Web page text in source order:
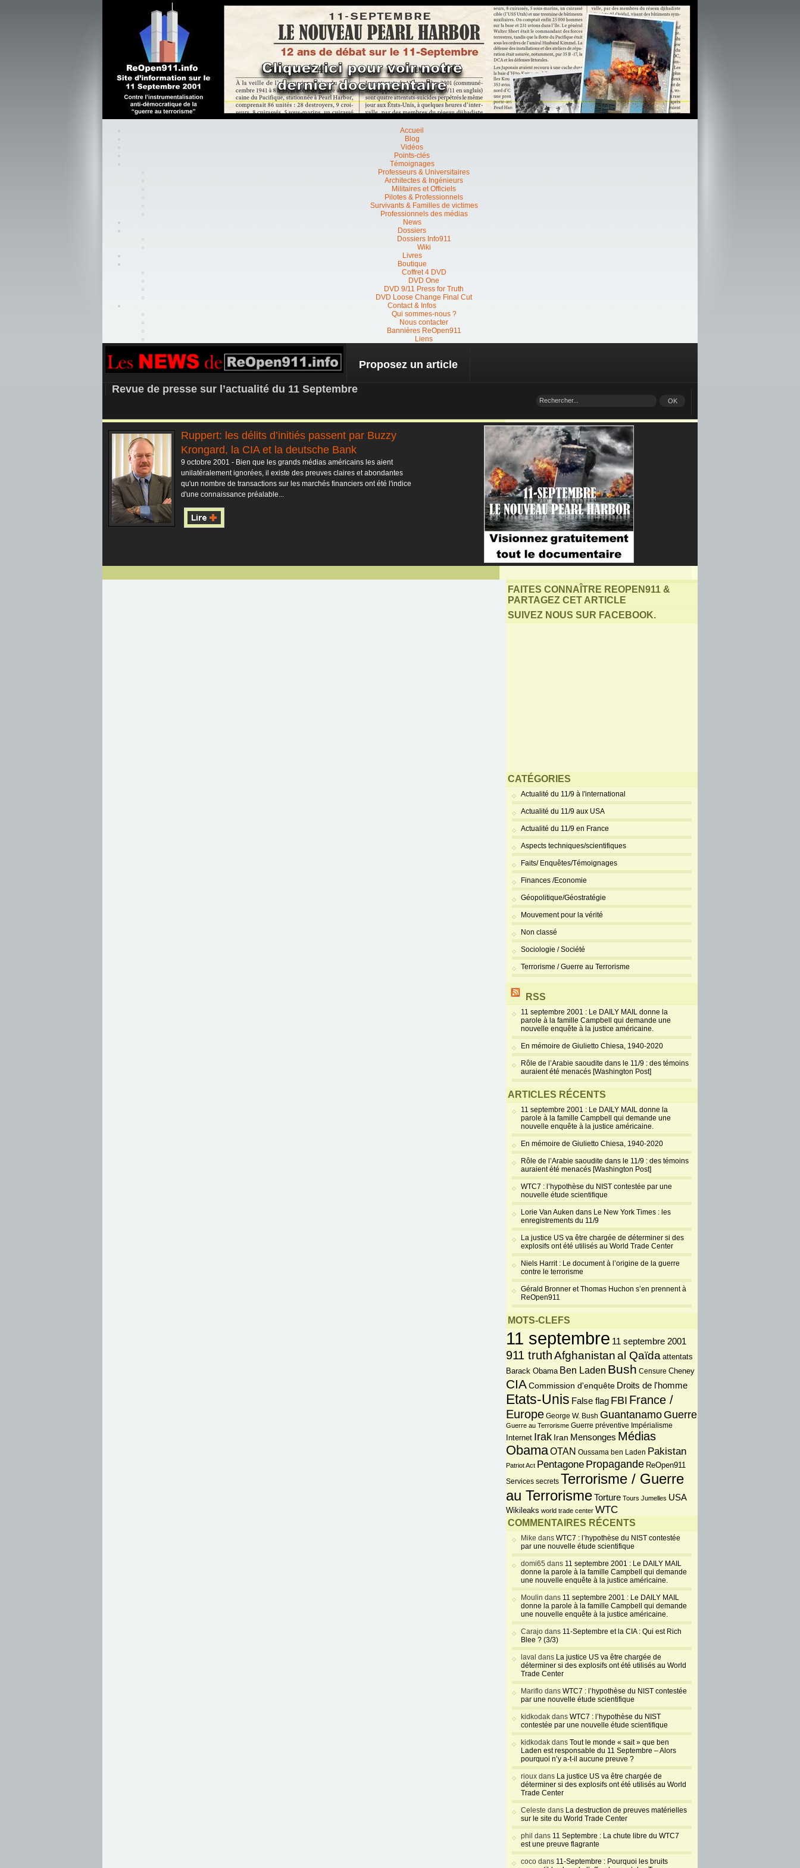
Accueil
Blog
Vidéos
Points-clés
Témoignages
Professeurs & Universitaires
Architectes & Ingénieurs
Militaires et Officiels
Pilotes & Professionnels
Survivants & Familles de victimes
Professionnels des médias
News
Dossiers
Dossiers Info911
Wiki
Livres
Boutique
Coffret 4 DVD
DVD One
DVD 9/11 Press for Truth
DVD Loose Change Final Cut
Contact & Infos
Qui sommes-nous ?
Nous contacter
Bannières ReOpen911
Liens
REOPEN911 – NEWS
Proposez un article
Revue de presse sur l’actualité du 11 Septembre
Ruppert: les délits d’initiés passent par Buzzy
Krongard, la CIA et la deutsche Bank
9 octobre 2001 - Bien que les grands médias américains les aient
unilatéralement ignorées, il existe des preuves claires et abondantes
qu'un nombre de transactions sur les marchés financiers ont été l'indice
d'une connaissance préalable...
FAITES CONNAÎTRE REOPEN911 &
PARTAGEZ CET ARTICLE
SUIVEZ NOUS SUR FACEBOOK.
CATÉGORIES
Actualité du 11/9 à l'international
Actualité du 11/9 aux USA
Actualité du 11/9 en France
Aspects techniques/scientifiques
Faits/ Enquêtes/Témoignages
Finances /Economie
Géopolitique/Géostratégie
Mouvement pour la vérité
Non classé
Sociologie / Société
Terrorisme / Guerre au Terrorisme
RSS
11 septembre 2001 : Le DAILY MAIL donne la
parole à la famille Campbell qui demande une
nouvelle enquête à la justice américaine.
En mémoire de Giulietto Chiesa, 1940-2020
Rôle de l’Arabie saoudite dans le 11/9 : des témoins
auraient été menacés [Washington Post]
ARTICLES RÉCENTS
11 septembre 2001 : Le DAILY MAIL donne la
parole à la famille Campbell qui demande une
nouvelle enquête à la justice américaine.
En mémoire de Giulietto Chiesa, 1940-2020
Rôle de l’Arabie saoudite dans le 11/9 : des témoins
auraient été menacés [Washington Post]
WTC7 : l’hypothèse du NIST contestée par une
nouvelle étude scientifique
Lorie Van Auken dans Le New York Times : les
enregistrements du 11/9
La justice US va être chargée de déterminer si des
explosifs ont été utilisés au World Trade Center
Niels Harrit : Le document à l’origine de la guerre
contre le terrorisme
Gérald Bronner et Thomas Huchon s’en prennent à
ReOpen911
MOTS-CLEFS
11 septembre 11 septembre 2001
911 truthAfghanistanal Qaïda attentats
Barack Obama Ben Laden Bush Censure Cheney
CIA Commission d'enquête Droits de l'homme
Etats-Unis False flag FBI France /
Europe George W. Bush Guantanamo Guerre
Guerre au Terrorisme Guerre préventive Impérialisme
Internet Irak Iran Mensonges Médias
ObamaOTAN Oussama ben Laden Pakistan
Patriot Act Pentagone Propagande ReOpen911
Services secrets Terrorisme / Guerre
au TerrorismeTorture Tours Jumelles USA
Wikileaks world trade center WTC
COMMENTAIRES RÉCENTS
Mike dans WTC7 : l’hypothèse du NIST contestée
par une nouvelle étude scientifique
domi65 dans 11 septembre 2001 : Le DAILY MAIL
donne la parole à la famille Campbell qui demande
une nouvelle enquête à la justice américaine.
Moulin dans 11 septembre 2001 : Le DAILY MAIL
donne la parole à la famille Campbell qui demande
une nouvelle enquête à la justice américaine.
Carajo dans 11-Septembre et la CIA : Qui est Rich
Blee ? (3/3)
laval dans La justice US va être chargée de
déterminer si des explosifs ont été utilisés au World
Trade Center
Mariflo dans WTC7 : l’hypothèse du NIST contestée
par une nouvelle étude scientifique
kidkodak dans WTC7 : l’hypothèse du NIST
contestée par une nouvelle étude scientifique
kidkodak dans Tout le monde « sait » que ben
Laden est responsable du 11 Septembre – Alors
pourquoi n’y a-t-il aucune preuve ?
rioux dans La justice US va être chargée de
déterminer si des explosifs ont été utilisés au World
Trade Center
Celeste dans La destruction de preuves matérielles
sur le site du World Trade Center
phil dans 11 Septembre : La chute libre du WTC7
est une preuve flagrante
coco dans 11-Septembre : Pourquoi les bruits